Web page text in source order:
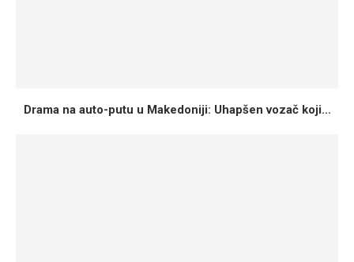
Drama na auto-putu u Makedoniji: Uhapšen vozač koji...